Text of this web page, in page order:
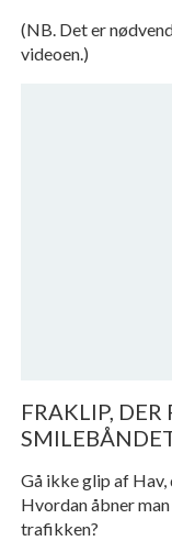
(NB. Det er
videoen.)
FRAKLIP,
Gå ikke glip af Hav,
Hvordan åbner
trafikken?